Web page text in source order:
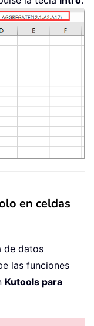
en celdas
de datos
las funciones
Kutools para